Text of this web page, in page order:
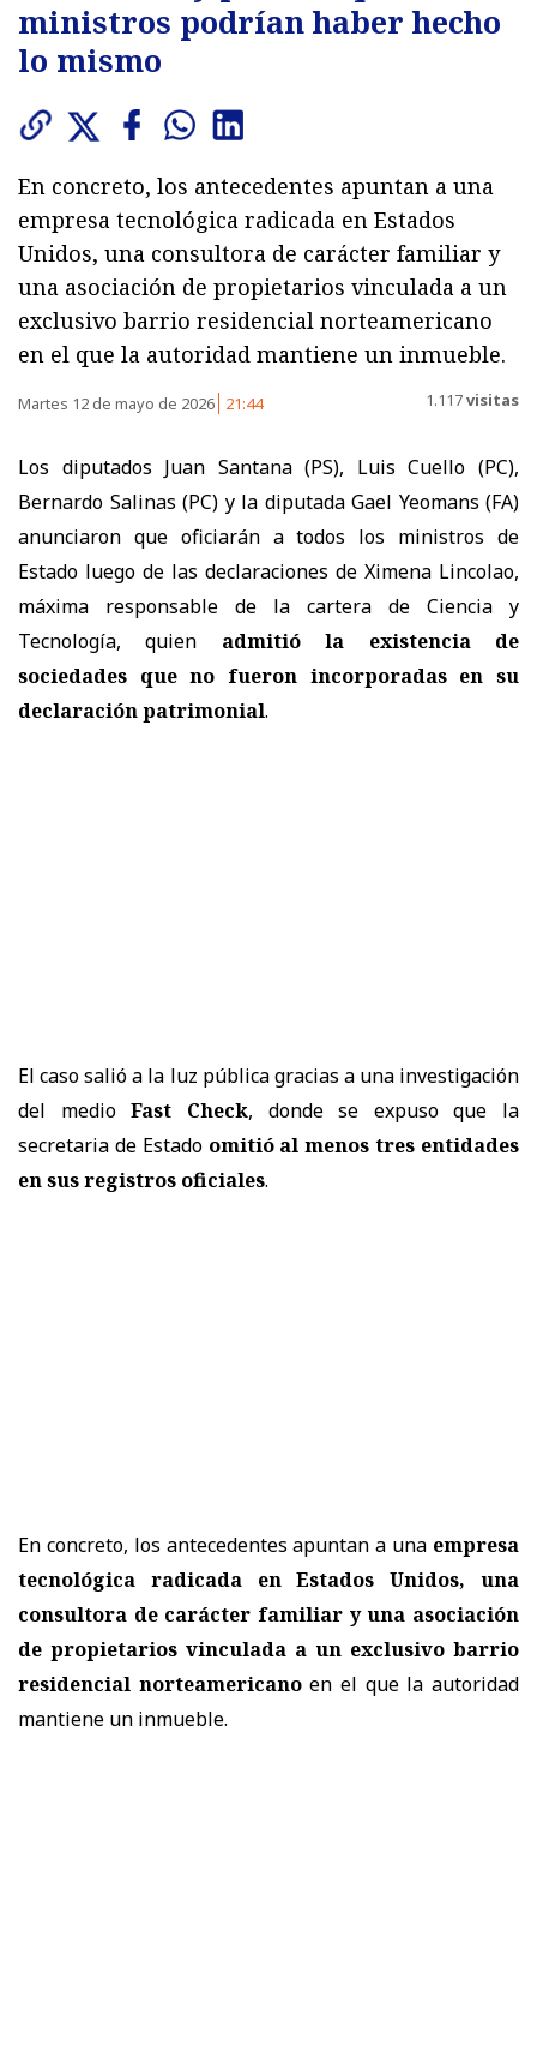
ministros podrían haber hecho
lo mismo
En concreto, los antecedentes apuntan a una
empresa tecnológica radicada en Estados
Unidos, una consultora de carácter familiar y
una asociación de propietarios vinculada a un
exclusivo barrio residencial norteamericano
en el que la autoridad mantiene un inmueble.
Martes 12 de mayo de 2026 21:44 1.117visitas
Los diputados Juan Santana (PS), Luis Cuello (PC),
Bernardo Salinas (PC) y la diputada Gael Yeomans (FA)
anunciaron que oficiarán a todos los ministros de
Estado luego de las declaraciones de Ximena Lincolao,
máxima responsable de la cartera de Ciencia y
Tecnología, quien admitió la existencia de
sociedades que no fueron incorporadas en su
declaración patrimonial.
El caso salió a la luz pública gracias a una investigación
del medioFast Check, donde se expuso que la
secretaria de Estado omitió al menos tres entidades
en sus registros oficiales.
En concreto, los antecedentes apuntan a una empresa
tecnológica radicada en Estados Unidos, una
consultora de carácter familiar y una asociación
de propietarios vinculada a un exclusivo barrio
residencial norteamericanoen el que la autoridad
mantiene un inmueble.